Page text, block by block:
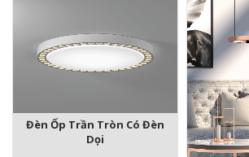
Đèn Ốp Trần Tròn Có Đèn
Dọi